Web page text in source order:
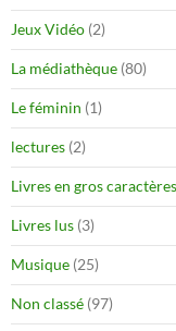
Jeux Vidéo (2)
La médiathèque (80)
Le féminin (1)
lectures (2)
Livres en gros caractères
Livres lus (3)
Musique (25)
Non classé (97)